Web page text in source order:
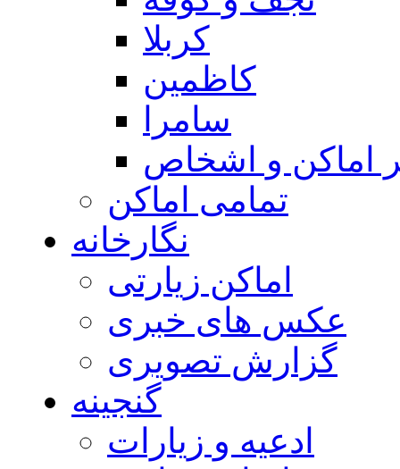
كربلا
كاظمين
سامرا
اماكن و اشخاص
تمامی اماکن
نگارخانه
اماکن زیارتی
عکس های خبری
گزارش تصویری
گنجینه
ادعیه و زیارات